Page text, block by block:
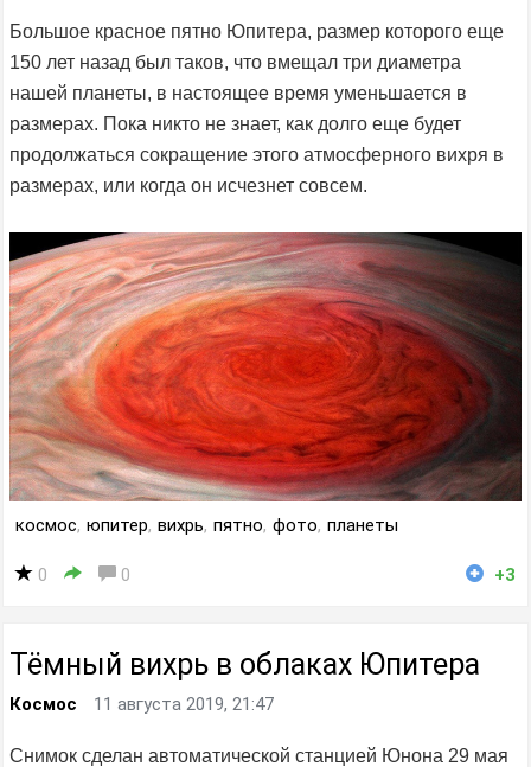
Большое красное пятно Юпитера, размер которого еще
150 лет назад был таков, что вмещал три диаметра
нашей планеты, в настоящее время уменьшается в
размерах. Пока никто не знает, как долго еще будет
продолжаться сокращение этого атмосферного вихря в
размерах, или когда он исчезнет совсем.
космос, юпитер, вихрь, пятно, фото, планеты
0 0 +3
Тёмный вихрь в облаках Юпитера
Космос 11 августа 2019, 21:47
Снимок сделан автоматической станцией Юнона 29 мая